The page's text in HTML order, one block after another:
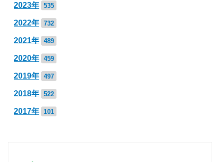
2023年 535
2022年 732
2021年 489
2020年 459
2019年 497
2018年 522
2017年 101